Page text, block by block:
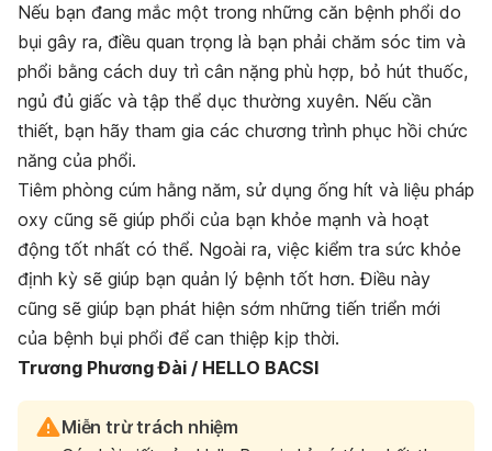
Nếu bạn đang mắc một trong những căn bệnh phổi do
bụi gây ra, điều quan trọng là bạn phải chăm sóc tim và
phổi bằng cách duy trì cân nặng phù hợp, bỏ hút thuốc,
ngủ đủ giấc và tập thể dục thường xuyên. Nếu cần
thiết, bạn hãy tham gia các chương trình phục hồi chức
năng của phổi.
Tiêm phòng cúm hằng năm, sử dụng ống hít và liệu pháp
oxy cũng sẽ giúp phổi của bạn khỏe mạnh và hoạt
động tốt nhất có thể. Ngoài ra, việc kiểm tra sức khỏe
định kỳ sẽ giúp bạn quản lý bệnh tốt hơn. Điều này
cũng sẽ giúp bạn phát hiện sớm những tiến triển mới
của bệnh bụi phổi để can thiệp kịp thời.
Trương Phương Đài / HELLO BACSI
Miễn trừ trách nhiệm